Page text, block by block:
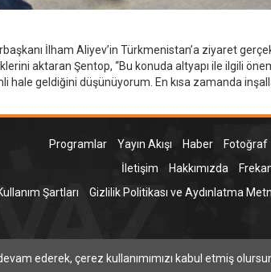
İlham Aliyev’in Türkmenistan’a ziyaret
aktaran Şentop, “Bu konuda altyapı ile ilgili
hale geldiğini düşünüyorum. En kısa zamanda
Programlar Yayın Akışı Haber Fotoğraf
İletişim
Hakkımızda
Şartları
Gizlilik Politikası ve Aydınlatma
ederek, çerez kullanımımızı kabul etmiş